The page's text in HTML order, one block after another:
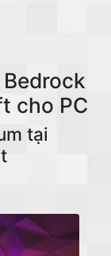
cho PC
tại